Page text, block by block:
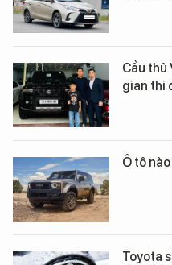
Cầu thủ
gian thi
Ô tô
Toyota